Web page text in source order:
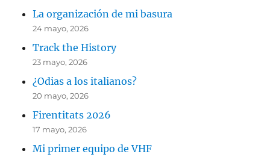
La organización de mi basura
24 mayo, 2026
Track the History
23 mayo, 2026
¿Odias a los italianos?
20 mayo, 2026
Firentitats 2026
17 mayo, 2026
Mi primer equipo de VHF